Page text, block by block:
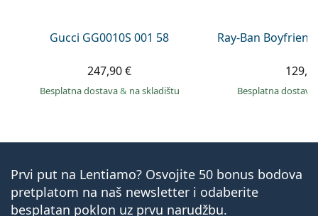
Gucci GG0010S 001 58
247,90 €
Besplatna dostava& na skladištu
Ray-Ban
Besplatna dostava
Prvi put na Lentiamo? Osvojite 50 bonus bodova
pretplatom na naš newsletter i odaberite
besplatan poklon uz prvu narudžbu.